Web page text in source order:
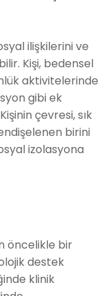
ilişkilerini ve
Kişi, bedensel
aktivitelerinde
gibi ek
çevresi, sık
birini
izolasyona
öncelikle bir
destek
klinik